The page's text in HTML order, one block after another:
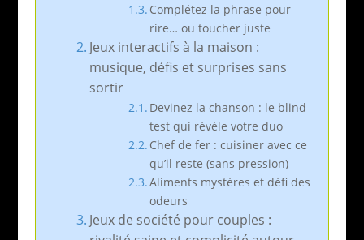
Complétez la phrase pour
rire… ou toucher juste
Jeux interactifs à la maison :
musique, défis et surprises sans
sortir
Devinez la chanson : le blind
test qui révèle votre duo
Chef de fer : cuisiner avec ce
qu’il reste (sans pression)
Aliments mystères et défi des
odeurs
Jeux de société pour couples :